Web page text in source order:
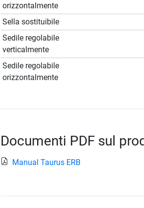
orizzontalmente
Sella sostituibile
Sedile regolabile
verticalmente
Sedile regolabile
orizzontalmente
Documenti PDF sul
Manual Taurus ERB